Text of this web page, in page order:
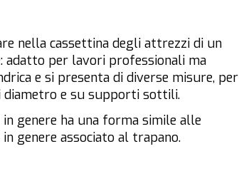
nella cassettina degli attrezzi di un
adatto per lavori professionali ma
e si presenta di diverse misure, per
e su supporti sottili.
genere ha una forma simile alle
genere associato al trapano.